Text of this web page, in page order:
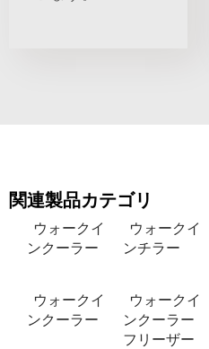
関連製品カテゴリ
ウォークイ
ンクーラー
ウォークイ
ンチラー
ウォークイ
ンクーラー
ウォークイ
ンクーラー
フリーザー